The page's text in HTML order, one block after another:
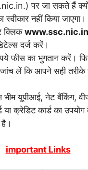
पर जा सकते हैं
स्वीकार नहीं किया जाएगा।
क्लिकwww.ssc.nic.in
दर्ज करें।
फीस का भुगतान करें।
लें कि आपने सही
यूपीआई, नेट बैंकिंग,
या क्रेडिट कार्ड का
important Links